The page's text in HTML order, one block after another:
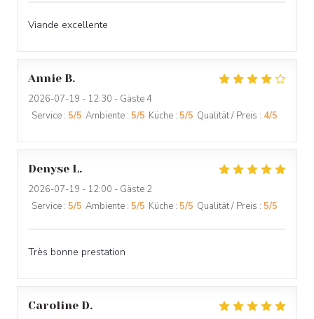
Viande excellente
Annie B
2026-07-19 - 12:30 - Gäste 4
Service : 5/5 Ambiente : 5/5 Küche : 5/5 Qualität / Preis : 4/5
Denyse L
2026-07-19 - 12:00 - Gäste 2
Service : 5/5 Ambiente : 5/5 Küche : 5/5 Qualität / Preis : 5/5
Très bonne prestation
Caroline D